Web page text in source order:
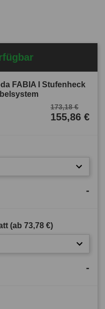
FABIA I Stufenheck
173,18 €
155,86 €
-
(ab 73,78 €)
-